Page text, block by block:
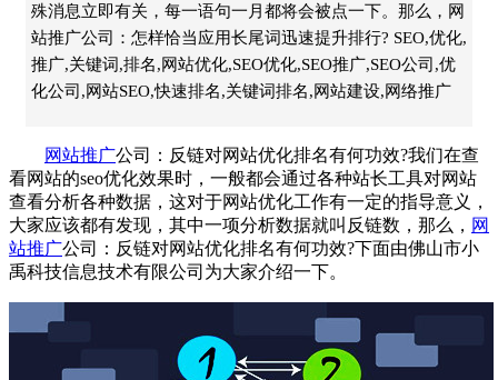
殊消息立即有关，每一语句一月都将会被点一下。那么，网
站推广公司：怎样恰当应用长尾词迅速提升排行? SEO,优化,
推广,关键词,排名,网站优化,SEO优化,SEO推广,SEO公司,优
化公司,网站SEO,快速排名,关键词排名,网站建设,网络推广
网站推广公司 ：反链对网站优化排名有何功效?我们在查
看网站的seo优化效果时，一般都会通过各种站长工具对网站
查看分析各种数据，这对于网站优化工作有一定的指导意义，
大家应该都有发现，其中一项分析数据就叫反链数，那么， 网
站推广公司 ：反链对网站优化排名有何功效?下面由佛山市小
禹科技信息技术有限公司为大家介绍一下。